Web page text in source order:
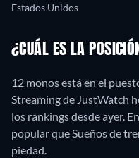
Estados Unidos
¿CUÁL ES LA
12 monos está en el
Streaming de JustWatch
los rankings desde ayer.
popular que Sueños de
piedad.